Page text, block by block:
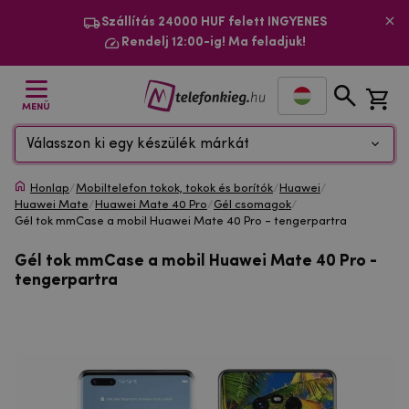
Szállítás 24000 HUF felett INGYENES
Rendelj 12:00-ig! Ma feladjuk!
MENÜ
Válasszon ki egy készülék márkát
Honlap/Mobiltelefon tokok, tokok és borítók/ Huawei/
Huawei Mate/ Huawei Mate 40 Pro/Gél csomagok/
Gél tok mmCase a mobil Huawei Mate 40 Pro - tengerpartra
Gél tok mmCase a mobil Huawei Mate 40 Pro -
tengerpartra